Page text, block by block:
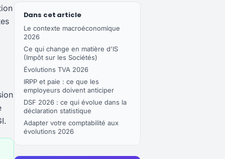
Dans cet article
Le contexte macroéconomique
2026
Ce qui change en matière d'IS
(Impôt sur les Sociétés)
Évolutions TVA 2026
IRPP et paie : ce que les
employeurs doivent anticiper
DSF 2026 : ce qui évolue dans la
déclaration statistique
Adapter votre comptabilité aux
évolutions 2026